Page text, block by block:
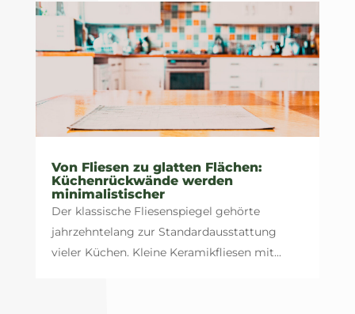
Von Fliesen zu glatten Flächen:
Küchenrückwände werden
minimalistischer
Der klassische Fliesenspiegel gehörte
jahrzehntelang zur Standardausstattung
vieler Küchen. Kleine Keramikfliesen mit...